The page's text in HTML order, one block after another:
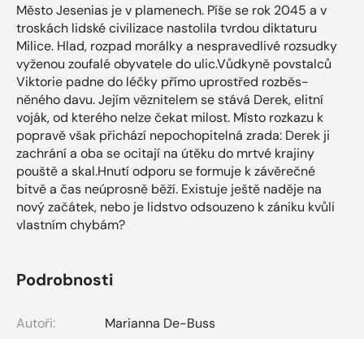
Město Jesenias je v plamenech. Píše se rok 2045 a v
troskách lidské civilizace nastolila tvrdou diktaturu
Milice. Hlad, rozpad morálky a nespravedlivé rozsudky
vyženou zoufalé obyvatele do ulic.Vůdkyně povstalců
Viktorie padne do léčky přímo uprostřed rozběs-
něného davu. Jejím věznitelem se stává Derek, elitní
voják, od kterého nelze čekat milost. Místo rozkazu k
popravě však přichází nepochopitelná zrada: Derek ji
zachrání a oba se ocitají na útěku do mrtvé krajiny
pouště a skal.Hnutí odporu se formuje k závěrečné
bitvě a čas neúprosně běží. Existuje ještě naděje na
nový začátek, nebo je lidstvo odsouzeno k zániku kvůli
vlastním chybám?
Podrobnosti
Autoři:
Marianna De-Buss